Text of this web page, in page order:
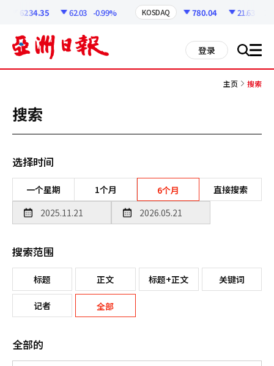
6234.35 62.03 -0.99% KOSDAQ 780.04 21.63
登录 搜 all
主页 搜索
搜索
选择时间
一个星期 1个月 6个月 直接搜索
搜索范围
标题 正文 标题+正文 关键词
记者 全部
全部的